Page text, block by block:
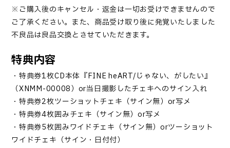
※ご購入後のキャンセル・返金は一切お受けできませんので
ご了承ください。また、商品受け取り後に発覚いたしました
不良品は良品交換とさせていただきます。
特典内容
・特典券1枚→CD本体『FINE heART/じゃない、がしたい』
（XNMM-00008）or当日撮影したチェキへのサイン入れ
・特典券2枚→ツーショットチェキ（サイン無）or写メ
・特典券4枚→囲みチェキ（サイン無）or写メ
・特典券5枚→囲みワイドチェキ（サイン無）orツーショット
ワイドチェキ（サイン・日付付）